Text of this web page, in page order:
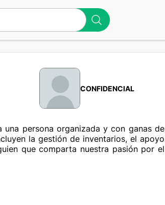
CONFIDENCIAL
persona organizada y con ganas de
la gestión de inventarios, el apoyo
que comparta nuestra pasión por el